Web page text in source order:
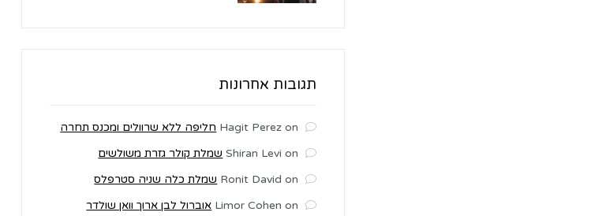
תגובות אחרונות
Hagit Perez on
חליפה ללא שרוולים ומכנס תחרה
Shiran Levi on
שמלת קולר גזרת משולשים
Ronit David on
שמלת כלה שניה סטרפלס
Limor Cohen on
אוברול לבן ארוך וואן שולדר